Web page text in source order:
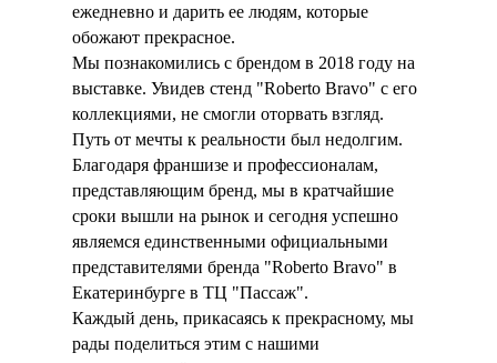
ежедневно и дарить ее людям, которые
обожают прекрасное.
Мы познакомились с брендом в 2018 году на
выставке. Увидев стенд "Roberto Bravo" с его
коллекциями, не смогли оторвать взгляд.
Путь от мечты к реальности был недолгим.
Благодаря франшизе и профессионалам,
представляющим бренд, мы в кратчайшие
сроки вышли на рынок и сегодня успешно
являемся единственными официальными
представителями бренда "Roberto Bravo" в
Екатеринбурге в ТЦ "Пассаж".
Каждый день, прикасаясь к прекрасному, мы
рады поделиться этим с нашими